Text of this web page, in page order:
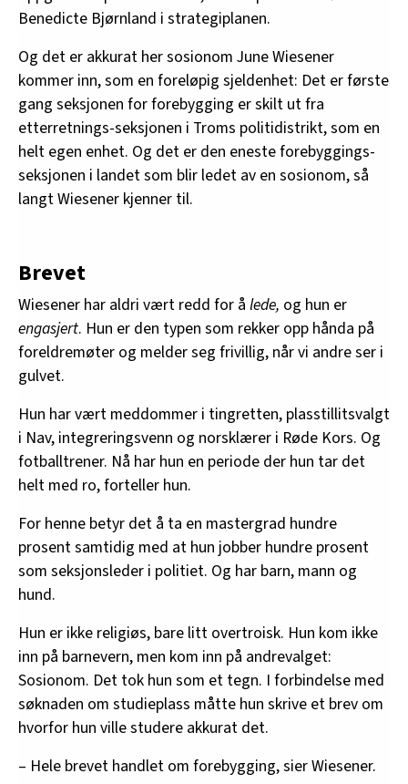
Benedicte Bjørnland i strategiplanen.
Og det er akkurat her sosionom June Wiesener
kommer inn, som en foreløpig sjeldenhet: Det er første
gang seksjonen for forebygging er skilt ut fra
etterretnings-seksjonen i Troms politidistrikt, som en
helt egen enhet. Og det er den eneste forebyggings-
seksjonen i landet som blir ledet av en sosionom, så
langt Wiesener kjenner til.
Brevet
Wiesener har aldri vært redd for å lede, og hun er
engasjert. Hun er den typen som rekker opp hånda på
foreldremøter og melder seg frivillig, når vi andre ser i
gulvet.
Hun har vært meddommer i tingretten, plasstillitsvalgt
i Nav, integreringsvenn og norsklærer i Røde Kors. Og
fotballtrener. Nå har hun en periode der hun tar det
helt med ro, forteller hun.
For henne betyr det å ta en mastergrad hundre
prosent samtidig med at hun jobber hundre prosent
som seksjonsleder i politiet. Og har barn, mann og
hund.
Hun er ikke religiøs, bare litt overtroisk. Hun kom ikke
inn på barnevern, men kom inn på andrevalget:
Sosionom. Det tok hun som et tegn. I forbindelse med
søknaden om studieplass måtte hun skrive et brev om
hvorfor hun ville studere akkurat det.
– Hele brevet handlet om forebygging, sier Wiesener.